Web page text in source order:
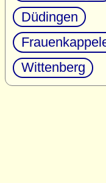
Düdingen
Wittenberg